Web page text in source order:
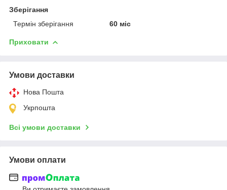
Зберігання
Термін зберігання
60 міс
Приховати
Умови доставки
Нова Пошта
Укрпошта
Всі умови доставки
Умови оплати